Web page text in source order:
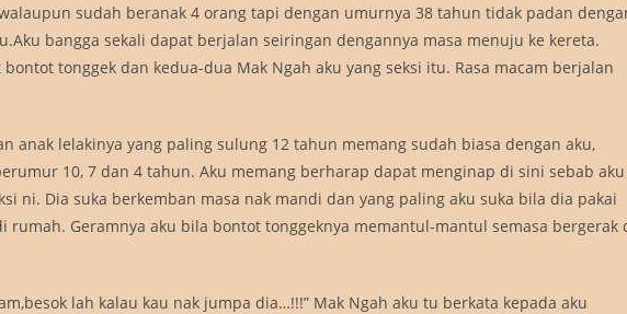
sudah beranak 4 orang tapi dengan umurnya 38 tahun tidak padan
bangga sekali dapat berjalan seiringan dengannya masa menuju ke kereta.
tonggek dan kedua-dua Mak Ngah aku yang seksi itu. Rasa macam berjalan
anak lelakinya yang paling sulung 12 tahun memang sudah biasa dengan aku,
10, 7 dan 4 tahun. Aku memang berharap dapat menginap di sini sebab aku
ni. Dia suka berkemban masa nak mandi dan yang paling aku suka bila dia pakai
rumah. Geramnya aku bila bontot tonggeknya memantul-mantul semasa bergerak
lah kalau kau nak jumpa dia…!!!” Mak Ngah aku tu berkata kepada aku